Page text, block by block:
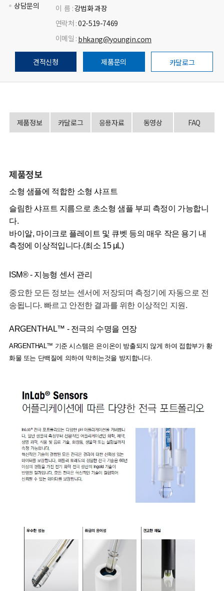
상담문의
이 름 :강법화 과장
연락처 :02-519-7469
이메일 : bhkang@youngin.com
견적신청 제품문의 카달로그
제품정보 카달로그 응용자료 동영상 FAQ
제품정보
소형 샘플에 적합한 소형 샤프트
슬림한 샤프트 지름으로 초소형 샘플 부피 측정이 가능합니
다.
바이알, 마이크로 플레이트 및 큐벳 등의 매우 작은 용기 내
측정에 이상적입니다.(최소 15 μL)
ISM® - 지능형 센서 관리
중요한 모든 정보는 센서에 저장되며 측정기에 자동으로 전
송됩니다. 빠르고 안전한 결과를 위한 이상적인 지원.
ARGENTHAL™ - 전극의 수명을 연장
ARGENTHAL™ 기준 시스템은 은이온이 방출되지 않게 하여 접합부가 황
화물 또는 단백질에 의하여 막히는것을 방지합니다.